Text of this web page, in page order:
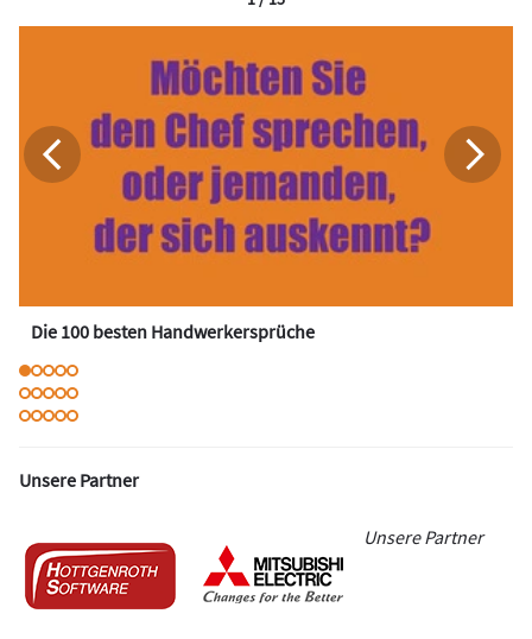
Die 100 besten Handwerkersprüche
Unsere Partner
Unsere Partner